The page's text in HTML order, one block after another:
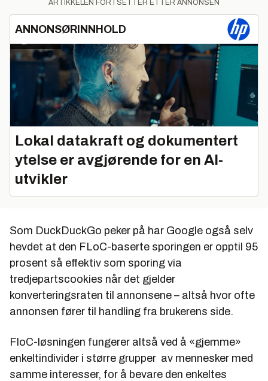
ARTIKKELEN FORTSETTER ETTER ANNONSEN
ANNONSØRINNHOLD
Lokal datakraft og dokumentert
ytelse er avgjørende for en AI-
utvikler
Som DuckDuckGo peker på har Google også selv
hevdet at den FLoC-baserte sporingen er opptil 95
prosent så effektiv som sporing via
tredjepartscookies når det gjelder
konverteringsraten til annonsene – altså hvor ofte
annonsen fører til handling fra brukerens side.
FloC-løsningen fungerer altså ved å «gjemme»
enkeltindivider i større grupper av mennesker med
samme interesser, for å bevare den enkeltes